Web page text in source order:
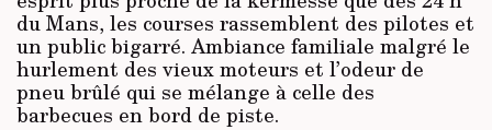
du Mans, les courses rassemblent des pilotes et
un public bigarré. Ambiance familiale malgré le
hurlement des vieux moteurs et l’odeur de
pneu brûlé qui se mélange à celle des
barbecues en bord de piste.